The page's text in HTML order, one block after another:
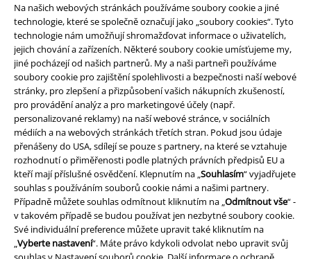
Na našich webových stránkách používáme soubory cookie a jiné
technologie, které se společně označují jako „soubory cookies“. Tyto
technologie nám umožňují shromažďovat informace o uživatelích,
jejich chování a zařízeních. Některé soubory cookie umísťujeme my,
jiné pocházejí od našich partnerů. My a naši partneři používáme
soubory cookie pro zajištění spolehlivosti a bezpečnosti naší webové
stránky, pro zlepšení a přizpůsobení vašich nákupních zkušeností,
pro provádění analýz a pro marketingové účely (např.
personalizované reklamy) na naší webové stránce, v sociálních
médiích a na webových stránkách třetích stran. Pokud jsou údaje
přenášeny do USA, sdílejí se pouze s partnery, na které se vztahuje
rozhodnutí o přiměřenosti podle platných právních předpisů EU a
kteří mají příslušné osvědčení. Klepnutím na „ Souhlasím“ vyjadřujete
souhlas s používáním souborů cookie námi a našimi partnery.
Případně můžete souhlas odmítnout kliknutím na „ Odmítnout vše“ -
v takovém případě se budou používat jen nezbytné soubory cookie.
Své individuální preference můžete upravit také kliknutím na
Vyberte nastavení“. Máte právo kdykoli odvolat nebo upravit svůj
Právní informace
Podmínky
Prohlášení
Ochrana osobních údajů
Likvidace odpadu a ochrana životního prostředí
Prohlášení o shodě